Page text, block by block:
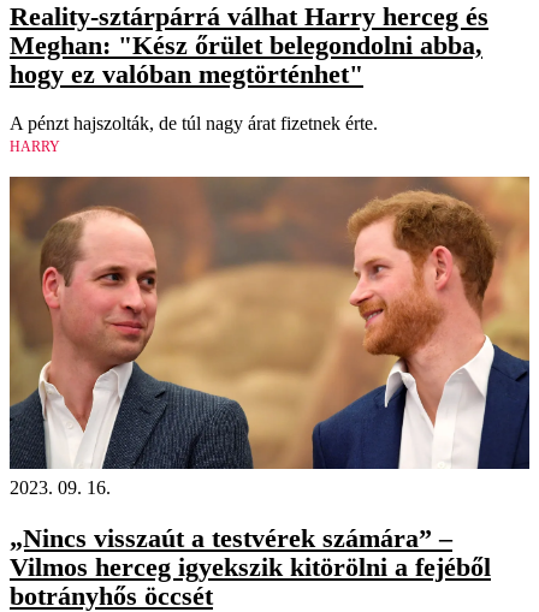
Reality-sztárpárrá válhat Harry herceg és
Meghan: "Kész őrület belegondolni abba,
hogy ez valóban megtörténhet"
A pénzt hajszolták, de túl nagy árat fizetnek érte.
HARRY
2023. 09. 16.
„Nincs visszaút a testvérek számára” –
Vilmos herceg igyekszik kitörölni a fejéből
botrányhős öccsét